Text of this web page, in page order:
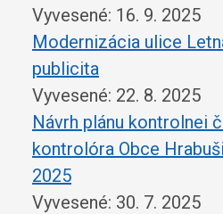
Vyvesené: 16. 9. 2025
Modernizácia ulice
publicita
Vyvesené: 22. 8. 2025
Návrh plánu kontrolnei
kontrolóra Obce
2025
Vyvesené: 30. 7. 2025